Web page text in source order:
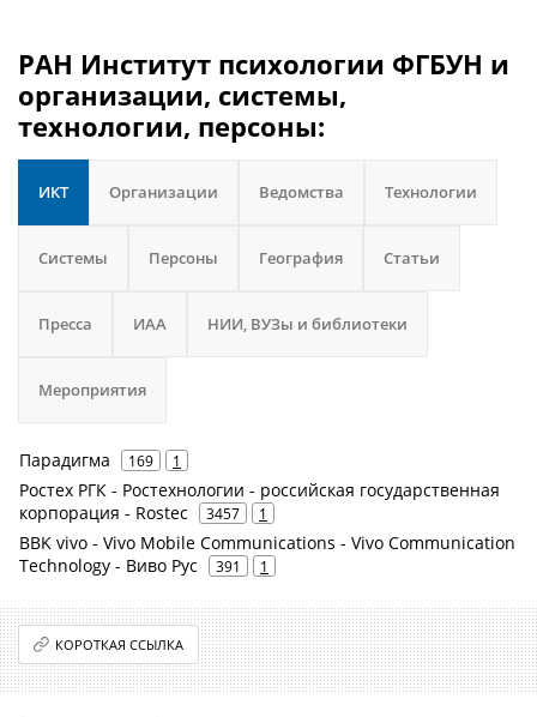
РАН Институт психологии ФГБУН и
организации, системы,
технологии, персоны:
ИКТ Организации Ведомства Технологии
Системы Персоны География Статьи
Пресса ИАА НИИ, ВУЗы и библиотеки
Мероприятия
Парадигма 169 1
Ростех РГК - Ростехнологии - российская государственная
корпорация - Rostec
3457 1
BBK vivo - Vivo Mobile Communications - Vivo Communication
Technology - Виво Рус
391 1
КОРОТКАЯ ССЫЛКА